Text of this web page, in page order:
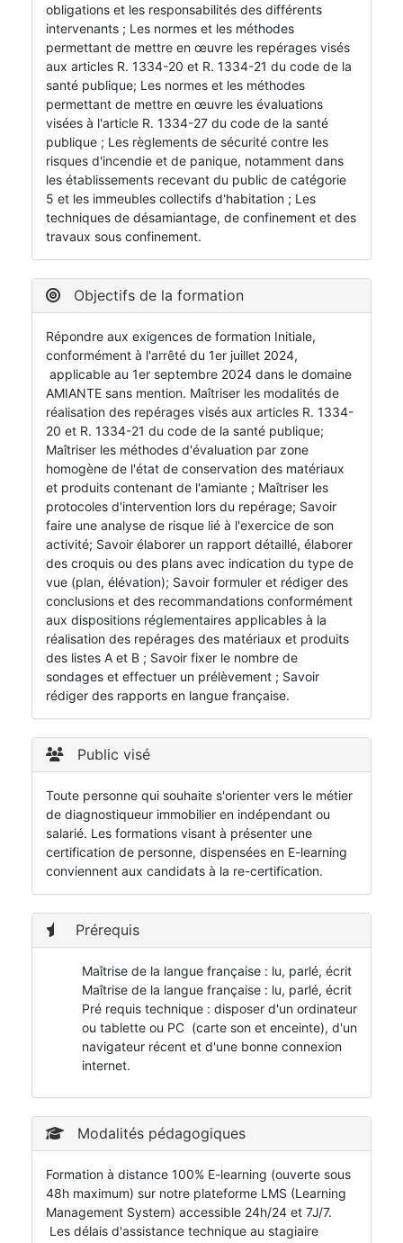
obligations et les responsabilités des différents
intervenants ; Les normes et les méthodes
permettant de mettre en œuvre les repérages visés
aux articles R. 1334-20 et R. 1334-21 du code de la
santé publique; Les normes et les méthodes
permettant de mettre en œuvre les évaluations
visées à l'article R. 1334-27 du code de la santé
publique ; Les règlements de sécurité contre les
risques d'incendie et de panique, notamment dans
les établissements recevant du public de catégorie
5 et les immeubles collectifs d'habitation ; Les
techniques de désamiantage, de confinement et des
travaux sous confinement.
Objectifs de la formation
Répondre aux exigences de formation Initiale,
conformément à l'arrêté du 1er juillet 2024,
applicable au 1er septembre 2024 dans le domaine
AMIANTE sans mention. Maîtriser les modalités de
réalisation des repérages visés aux articles R. 1334-
20 et R. 1334-21 du code de la santé publique;
Maîtriser les méthodes d'évaluation par zone
homogène de l'état de conservation des matériaux
et produits contenant de l'amiante ; Maîtriser les
protocoles d'intervention lors du repérage; Savoir
faire une analyse de risque lié à l'exercice de son
activité; Savoir élaborer un rapport détaillé, élaborer
des croquis ou des plans avec indication du type de
vue (plan, élévation); Savoir formuler et rédiger des
conclusions et des recommandations conformément
aux dispositions réglementaires applicables à la
réalisation des repérages des matériaux et produits
des listes A et B ; Savoir fixer le nombre de
sondages et effectuer un prélèvement ; Savoir
rédiger des rapports en langue française.
Public visé
Toute personne qui souhaite s'orienter vers le métier
de diagnostiqueur immobilier en indépendant ou
salarié. Les formations visant à présenter une
certification de personne, dispensées en E-learning
conviennent aux candidats à la re-certification.
Prérequis
Maîtrise de la langue française : lu, parlé, écrit
Maîtrise de la langue française : lu, parlé, écrit
Pré requis technique : disposer d'un ordinateur
ou tablette ou PC (carte son et enceinte), d'un
navigateur récent et d'une bonne connexion
internet.
Modalités pédagogiques
Formation à distance 100% E-learning (ouverte sous
48h maximum) sur notre plateforme LMS (Learning
Management System) accessible 24h/24 et 7J/7.
Les délais d'assistance technique au stagiaire